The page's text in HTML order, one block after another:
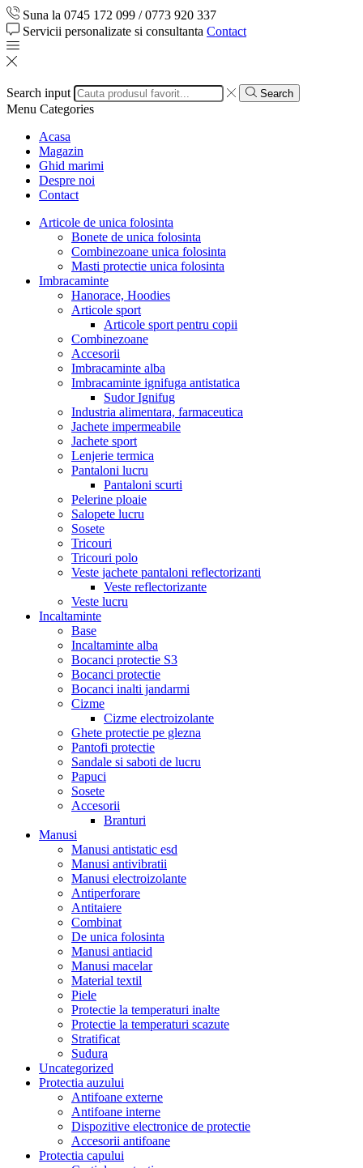
Suna la 0745 172 099 / 0773 920 337
Servicii personalizate si consultanta Contact
Search input Search
Menu Categories
Acasa
Magazin
Ghid marimi
Despre noi
Contact
Articole de unica folosinta
Bonete de unica folosinta
Combinezoane unica folosinta
Masti protectie unica folosinta
Imbracaminte
Hanorace, Hoodies
Articole sport
Articole sport pentru copii
Combinezoane
Accesorii
Imbracaminte alba
Imbracaminte ignifuga antistatica
Sudor Ignifug
Industria alimentara, farmaceutica
Jachete impermeabile
Jachete sport
Lenjerie termica
Pantaloni lucru
Pantaloni scurti
Pelerine ploaie
Salopete lucru
Sosete
Tricouri
Tricouri polo
Veste jachete pantaloni reflectorizanti
Veste reflectorizante
Veste lucru
Incaltaminte
Base
Incaltaminte alba
Bocanci protectie S3
Bocanci protectie
Bocanci inalti jandarmi
Cizme
Cizme electroizolante
Ghete protectie pe glezna
Pantofi protectie
Sandale si saboti de lucru
Papuci
Sosete
Accesorii
Branturi
Manusi
Manusi antistatic esd
Manusi antivibratii
Manusi electroizolante
Antiperforare
Antitaiere
Combinat
De unica folosinta
Manusi antiacid
Manusi macelar
Material textil
Piele
Protectie la temperaturi inalte
Protectie la temperaturi scazute
Stratificat
Sudura
Uncategorized
Protectia auzului
Antifoane externe
Antifoane interne
Dispozitive electronice de protectie
Accesorii antifoane
Protectia capului